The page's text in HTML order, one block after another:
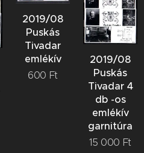
2019/08
Puskás
Tivadar
emlékív
600 Ft
2019/08
Puskás
Tivadar 4
db -os
emlékív
garnitúra
15 000 Ft